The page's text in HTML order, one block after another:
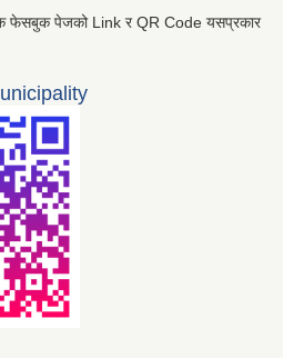
फेसबुक पेजको Link र QR Code यसप्रकार